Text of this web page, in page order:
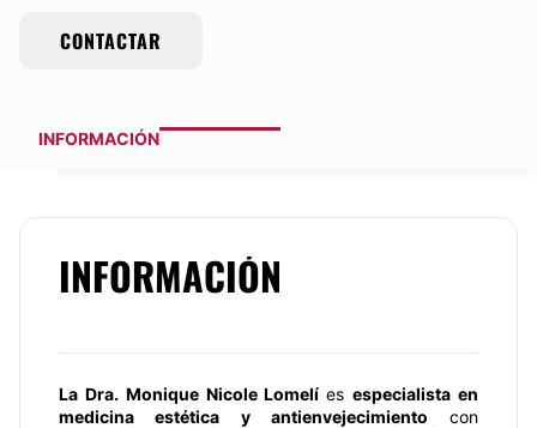
CONTACTAR
INFORMACIÓN
INFORMACIÓN
La Dra. Monique Nicole Lomelíesespecialista en
medicina estética y antienvejecimiento con